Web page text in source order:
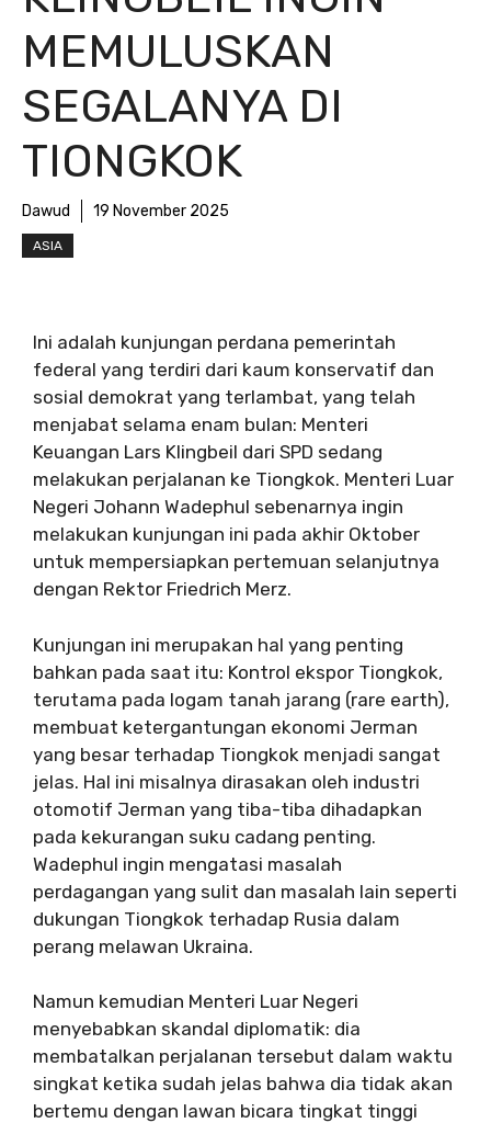
MEMULUSKAN
SEGALANYA DI
TIONGKOK
Dawud 19 November 2025
ASIA
Ini adalah kunjungan perdana pemerintah
federal yang terdiri dari kaum konservatif dan
sosial demokrat yang terlambat, yang telah
menjabat selama enam bulan: Menteri
Keuangan Lars Klingbeil dari SPD sedang
melakukan perjalanan ke Tiongkok. Menteri Luar
Negeri Johann Wadephul sebenarnya ingin
melakukan kunjungan ini pada akhir Oktober
untuk mempersiapkan pertemuan selanjutnya
dengan Rektor Friedrich Merz.
Kunjungan ini merupakan hal yang penting
bahkan pada saat itu: Kontrol ekspor Tiongkok,
terutama pada logam tanah jarang (rare earth),
membuat ketergantungan ekonomi Jerman
yang besar terhadap Tiongkok menjadi sangat
jelas. Hal ini misalnya dirasakan oleh industri
otomotif Jerman yang tiba-tiba dihadapkan
pada kekurangan suku cadang penting.
Wadephul ingin mengatasi masalah
perdagangan yang sulit dan masalah lain seperti
dukungan Tiongkok terhadap Rusia dalam
perang melawan Ukraina.
Namun kemudian Menteri Luar Negeri
menyebabkan skandal diplomatik: dia
membatalkan perjalanan tersebut dalam waktu
singkat ketika sudah jelas bahwa dia tidak akan
bertemu dengan lawan bicara tingkat tinggi